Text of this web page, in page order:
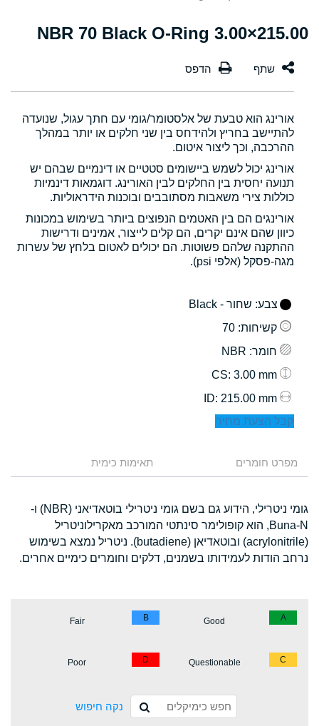
215.00×3.00 NBR 70 Black O-Ring
אורינג הוא טבעת של אלסטומר/גומי עם חתך עגול, שנועדה
להתיישב בחריץ ולהידחס בין שני חלקים או יותר במהלך
ההרכבה, וכך ליצור איטום.
אורינג יכול לשמש ביישומים סטטיים או דינמיים שבהם יש
תנועה יחסית בין החלקים לבין האורינג. דוגמאות דינמיות
כוללות צירי משאבות מסתובבים ובוכנות הידראוליות.
אורינגים הם בין האטמים הנפוצים ביותר בשימוש במכונות
כיוון שהם אינם יקרים, הם קלים לייצור, אמינים ודרישות
ההתקנה שלהם פשוטות. הם יכולים לאטום בלחץ של עשרות
מגה-פסקל (אלפי psi).
צבע: שחור - Black
קשיחות: 70
חומר: NBR
: 3.00 mm
: 215.00 mm
קבל הצעת מחיר
מפרט חומרים תאימות כימית
גומי ניטרילי, הידוע גם בשם גומי ניטרילי בוטאדיאני (NBR) ו-
Buna-N, הוא קופולימר סינתטי המורכב מאקרילוניטריל
(acrylonitrile) ובוטאדיאן (butadiene). ניטריל נמצא בשימוש
נרחב הודות לעמידותו בשמנים, דלקים וחומרים כימיים אחרים.
A
Good
B
Fair
C
Questionable
D
Poor
נקה חיפוש